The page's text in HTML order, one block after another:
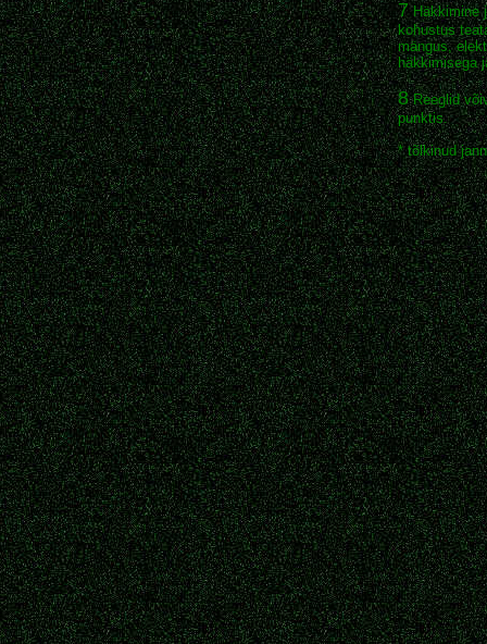
7Häkkimine
kohustus
mängus,
häkkimisega
8Reeglid
punktis.
* tõlkinud